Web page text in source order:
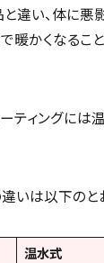
違い、体に悪
で暖かくなる
ーティングに
いは以下のと
温水式